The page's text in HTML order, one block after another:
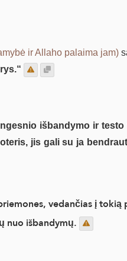
ir Allaho palaima jam)
išbandymo ir
jis gali su ja
vedančias į tokią
nuo išbandymų.